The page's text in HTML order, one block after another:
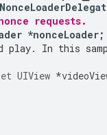
requests.
*nonceLoader;
play. In this
UIView *